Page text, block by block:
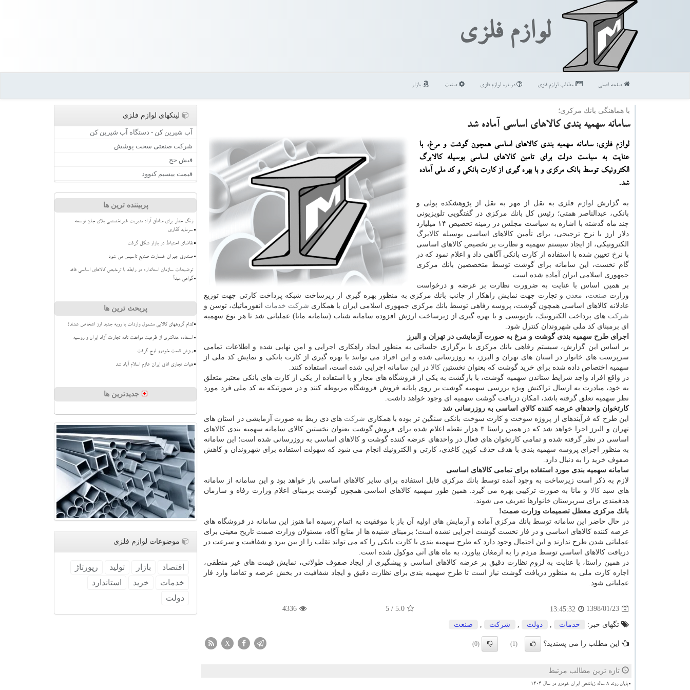
لوازم فلزی
صفحه اصلی مطالب لوازم فلزی درباره لوازم فلزی صنعت بازار
با هماهنگی بانك مركزی؛
سامانه سهمیه بندی كالاهای اساسی آماده شد
لوازم فلزی: سامانه سهمیه بندی كالاهای اساسی همچون گوشت و مرغ، با
عنایت به سیاست دولت برای تامین كالاهای اساسی بوسیله كالابرگ
الكترونیك توسط بانك مركزی و با بهره گیری از كارت بانكی و كد ملی آماده
شد.
به گزارش لوازم فلزی به نقل از مهر به نقل از پژوهشكده پولی و
بانكی، عبدالناصر همتی؛ رئیس كل بانك مركزی در گفتگویی تلویزیونی
چند ماه گذشته با اشاره به سیاست مجلس در زمینه تخصیص ۱۴ میلیارد
دلار ارز با نرخ ترجیحی، برای تأمین كالاهای اساسی بوسیله كالابرگ
الكترونیكی، از ایجاد سیستم سهمیه و نظارت بر تخصیص كالاهای اساسی
با نرخ تعیین شده با استفاده از كارت بانكی آگاهی داد و اعلام نمود كه در
گام نخست، این سامانه برای گوشت توسط متخصصین بانك مركزی
جمهوری اسلامی ایران آماده شده است.
بر همین اساس با عنایت به ضرورت نظارت بر عرضه و درخواست
وزارت صنعت، معدن و تجارت جهت نمایش راهكار از جانب بانك مركزی به منظور بهره گیری از زیرساخت شبكه پرداخت كارتی جهت توزیع
عادلانه كالاهای اساسی همچون گوشت، پروسه رفاهی توسط بانك مركزی جمهوری اسلامی ایران با همكاری شركت خدمات انفورماتیك، توسن و
شركت های پرداخت الكترونیك، بازنویسی و با بهره گیری از زیرساخت ارزش افزوده سامانه شتاب (سامانه مانا) عملیاتی شد تا هر نوع سهمیه
ای برمبنای كد ملی شهروندان كنترل شود.
اجرای طرح سهمیه بندی گوشت و مرغ به صورت آزمایشی در تهران و البرز
بر اساس این گزارش، سیستم رفاهی بانك مركزی با برگزاری جلساتی به منظور ایجاد راهكاری اجرایی و امن نهایی شده و اطلاعات تمامی
سرپرست های خانوار در استان های تهران و البرز، به روزرسانی شده و این افراد می توانند با بهره گیری از كارت بانكی و نمایش كد ملی از
سهمیه اختصاص داده شده برای خرید گوشت كه بعنوان نخستین كالا در این سامانه اجرایی شده است، استفاده كنند.
در واقع افراد واجد شرایط ستاندن سهمیه گوشت، با بازگشت به یكی از فروشگاه های مجاز و با استفاده از یكی از كارت های بانكی معتبر متعلق
به خود، مبادرت به ارسال تراكنش ویژه بررسی سهمیه گوشت بر روی پایانه فروش فروشگاه مربوطه كنند و در صورتیكه به كد ملی فرد مورد
نظر سهمیه تعلق گرفته باشد، امكان دریافت گوشت سهمیه ای وجود خواهد داشت.
كارتخوان واحدهای عرضه كننده كالای اساسی به روزرسانی شد
این طرح كه فرآیندهای از پروژه سوخت و كارت سوخت بانكی سنگین تر بوده با همكاری شركت های ذی ربط به صورت آزمایشی در استان های
تهران و البرز اجرا خواهد شد كه در همین راستا ۳ هزار نقطه اعلام شده برای فروش گوشت بعنوان نخستین كالای سامانه سهمیه بندی كالاهای
اساسی در نظر گرفته شده و تمامی كارتخوان های فعال در واحدهای عرضه كننده گوشت و كالاهای اساسی به روزرسانی شده است؛ این سامانه
به منظور اجرای پروسه سهمیه بندی با هدف حذف كوپن كاغذی، كارتی و الكترونیك انجام می شود كه سهولت استفاده برای شهروندان و كاهش
صفوف خرید را به دنبال دارد.
سامانه سهمیه بندی مورد استفاده برای تمامی كالاهای اساسی
لازم به ذكر است زیرساخت به وجود آمده توسط بانك مركزی قابل استفاده برای سایر كالاهای اساسی باز خواهد بود و این سامانه از سامانه
های سبدكالا و مانا به صورت تركیبی بهره می گیرد. همین طور سهمیه كالاهای اساسی همچون گوشت برمبنای اعلام وزارت رفاه و سازمان
هدفمندی برای سرپرستان خانوارها تعریف می شوند.
بانك مركزی معطل تصمیمات وزارت صمت!
در حال حاضر این سامانه توسط بانك مركزی آماده و آزمایش های اولیه آن باز با موفقیت به اتمام رسیده اما هنوز این سامانه در فروشگاه های
عرضه كننده كالاهای اساسی و در فاز نخست گوشت اجرایی نشده است؛ برمبنای شنیده ها از منابع آگاه، مسئولان وزارت صمت تاریخ معینی برای
عملیاتی شدن طرح ندارند و این احتمال وجود دارد كه طرح سهمیه بندی با كارت بانكی را كه می تواند تقلب را از بین ببرد و شفافیت و سرعت در
دریافت كالاهای اساسی توسط مردم را به ارمغان بیاورد، به ماه های آتی موكول شده است.
در همین راستا، با عنایت به لزوم نظارت دقیق بر عرضه كالاهای اساسی و پیشگیری از ایجاد صفوف طولانی، نمایش قیمت های غیر منطقی،
اجاره كارت ملی به منظور دریافت گوشت نیاز است تا طرح سهمیه بندی برای نظارت دقیق و ایجاد شفافیت در بخش عرضه و تقاضا وارد فاز
عملیاتی شود.
1398/01/23
13:45:32
5.0
/ 5
4336
تگهای خبر: خدمات دولت شركت صنعت
این مطلب را می پسندید؟ (1)
(0)
X
تازه ترین مطالب مرتبط
پایان روند ۸ ساله زیاندهی ایران خودرو در سال ۱۴۰۴
لینکهای لوازم فلزی
آب شیرین کن - دستگاه آب شیرین کن
شرکت صنعتی سخت پوشش
فیش حج
قیمت بیسیم کنوود
پربیننده ترین ها
زنگ خطر برای مناطق آزاد مدیریت غیرتخصصی بلای جان توسعه
سرمایه گذاری
تقاضای احتیاط در بازار شکل گرفت
صندوق جبران خسارت صنایع تاسیس می شود
توضیحات سازمان استاندارد در رابطه با ترخیص کالاهای اساسی فاقد
گواهی مبدأ
پربحث ترین ها
کدام گروههای کالایی مشمول واردات با رویه جدید ارز اشخاص شدند؟
استفاده حداکثری از ظرفیت موافقت نامه تجارت آزاد ایران و روسیه
ریزش قیمت خودرو اوج گرفت
هیات تجاری اتاق ایران عازم اسلام آباد شد
جدیدترین ها
موضوعات لوازم فلزی
اقتصاد بازار تولید
رپورتاژ
خدمات
خرید
استاندارد
دولت